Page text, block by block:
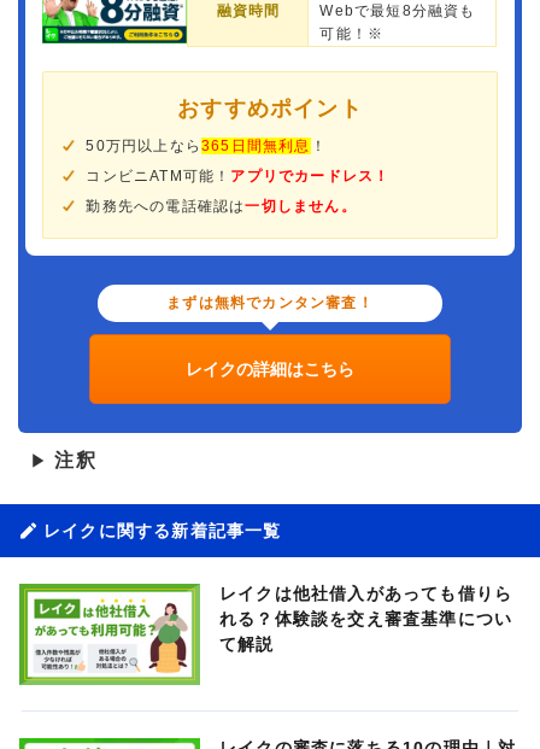
融資時間
Webで最短8分融資も
可能！※
おすすめポイント
50万円以上なら365日間無利息
！
コンビニATM可能！ アプリでカードレス！
勤務先への電話確認は一切しません。
まずは無料でカンタン審査！
レイクの詳細はこちら
▶ 注釈
レイクに関する新着記事一覧
レイクは他社借入があっても借りら
れる？体験談を交え審査基準につい
て解説